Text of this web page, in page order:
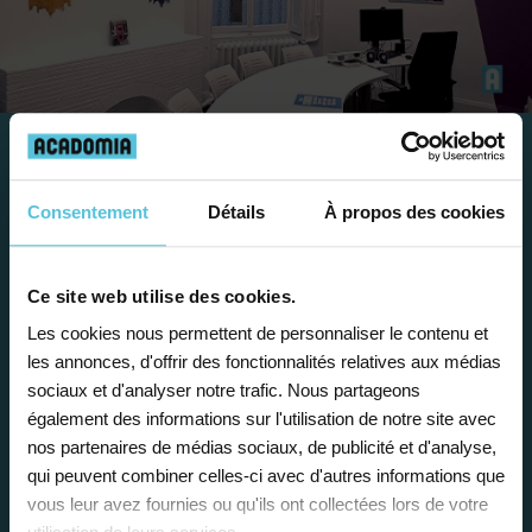
Consentement Détails À propos des cookies
Ce site web utilise des cookies.
Les cookies nous permettent de personnaliser le contenu et
les annonces, d'offrir des fonctionnalités relatives aux médias
sociaux et d'analyser notre trafic. Nous partageons
également des informations sur l'utilisation de notre site avec
nos partenaires de médias sociaux, de publicité et d'analyse,
qui peuvent combiner celles-ci avec d'autres informations que
vous leur avez fournies ou qu'ils ont collectées lors de votre
Travailler chez Acadomia
présente de
avantages
Enseignez près de chez vous, selon
vos horaires